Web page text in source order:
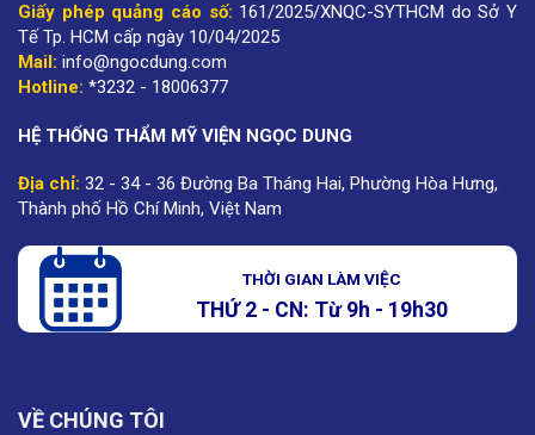
Giấy phép quảng cáo số: 161/2025/XNQC-SYTHCM do Sở Y
Tế Tp. HCM cấp ngày 10/04/2025
Mail: info@ngocdung.com
Hotline: *3232 - 18006377
HỆ THỐNG THẨM MỸ VIỆN NGỌC DUNG
Địa chỉ: 32 - 34 - 36 Đường Ba Tháng Hai, Phường Hòa Hưng,
Thành phố Hồ Chí Minh, Việt Nam
THỜI GIAN LÀM VIỆC
THỨ 2 - CN: Từ 9h - 19h30
VỀ CHÚNG TÔI